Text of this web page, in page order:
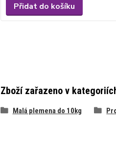
Přidat do košíku
Zboží zařazeno v
Malá plemena do 10kg